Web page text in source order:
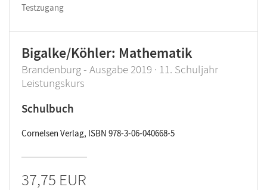
Testzugang
Bigalke/Köhler: Mathematik
Brandenburg - Ausgabe 2019 · 11. Schuljahr
Leistungskurs
Schulbuch
Cornelsen Verlag, ISBN 978-3-06-040668-5
37,75 EUR